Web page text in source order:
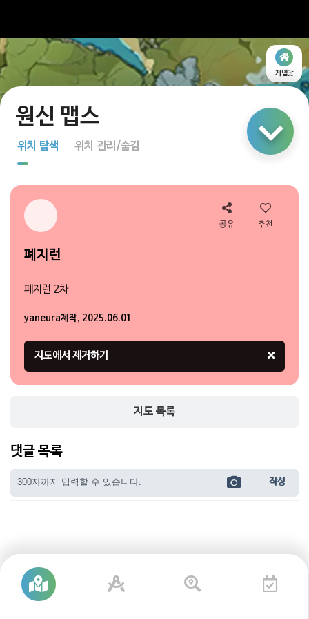
3개
게임닷
링크 공유
위치 탐색 위치 관리/숨김
공유 추천
폐지런
폐지런 2차
yaneura제작, 2025.06.01
지도 목록
댓글 목록
작성